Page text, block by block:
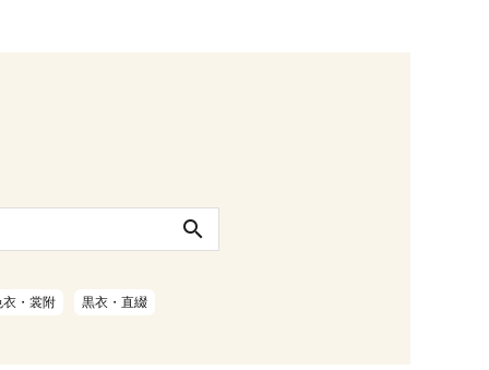
search
衣・裳附 黒衣・直綴